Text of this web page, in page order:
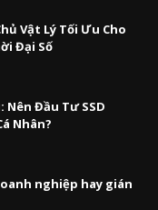
Vật Lý Tối Ưu Cho
Đại Số
Nên Đầu Tư SSD
Nhân?
nghiệp hay gián